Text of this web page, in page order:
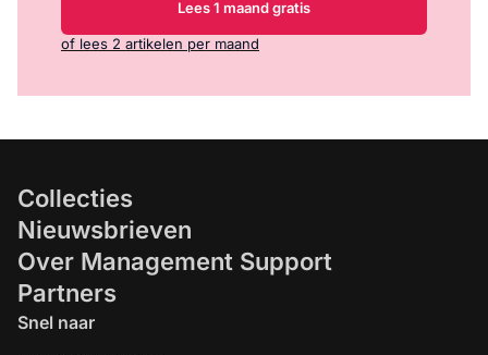
Lees 1 maand gratis
of lees 2 artikelen per maand
Collecties
Nieuwsbrieven
Over Management Support
Partners
Snel naar